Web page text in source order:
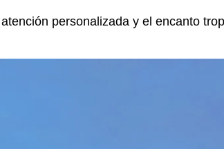
personalizada y el encanto